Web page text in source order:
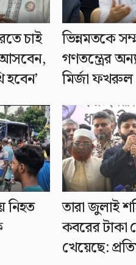
চাই
আসবেন,
ভিন্নমতকে
গণতন্ত্রের
মির্জা ফখরুল
নিহত
তারা জুলাই
কবরের টাকা
খেয়েছে: